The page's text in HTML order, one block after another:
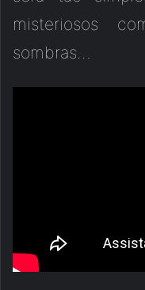
misteriosos
sombras…